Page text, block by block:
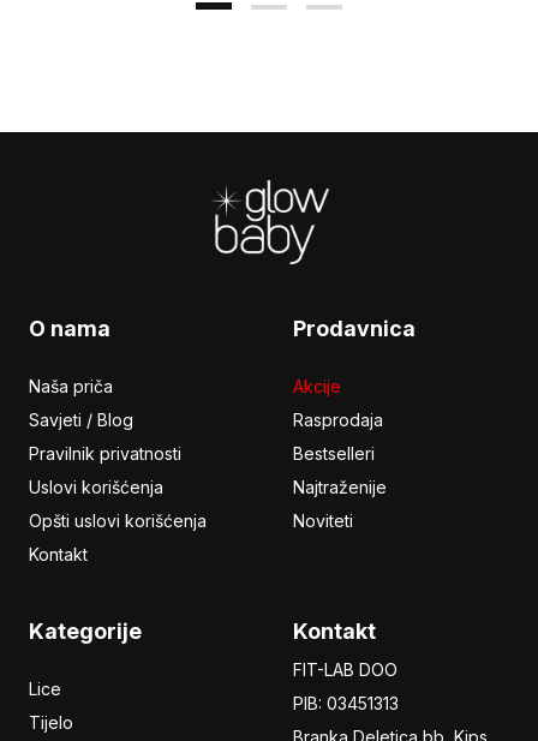
O nama
Naša priča
Savjeti / Blog
Pravilnik privatnosti
Uslovi korišćenja
Opšti uslovi korišćenja
Kontakt
Prodavnica
Akcije
Rasprodaja
Bestselleri
Najtraženije
Noviteti
Kategorije
Lice
Tijelo
Kontakt
FIT-LAB DOO
PIB: 03451313
Branka Deletica bb, Kips